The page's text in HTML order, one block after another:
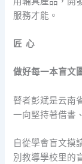
服務才能。
匠 心
做好每一本盲文
瞽者彭斌是云南
一向堅持著借書
自從學會盲文摸
別教導學校里的